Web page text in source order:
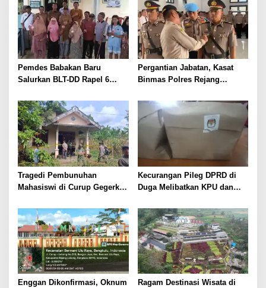
Pemdes Babakan Baru
Salurkan BLT-DD Rapel 6
Pergantian Jabatan, Kasat
Binmas Polres Rejang
Pamit
Tragedi Pembunuhan
Mahasiswi di Curup Gegerkan
Kecurangan Pileg DPRD di
Duga Melibatkan KPU dan
Enggan Dikonfirmasi, Oknum
Ragam Destinasi Wisata di